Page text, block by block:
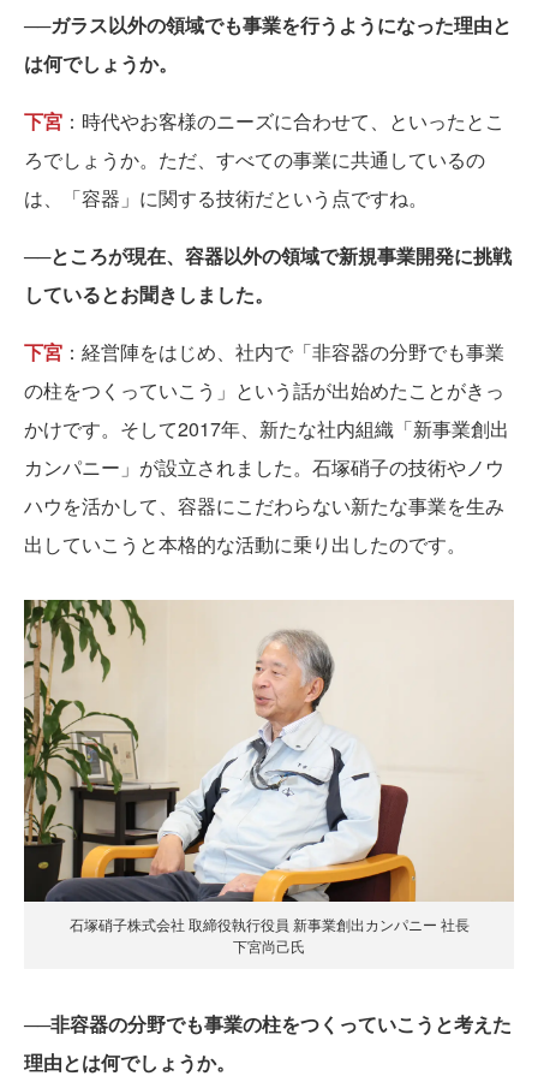
──ガラス以外の領域でも事業を行うようになった理由と
は何でしょうか。
下宮 ：時代やお客様のニーズに合わせて、といったとこ
ろでしょうか。ただ、すべての事業に共通しているの
は、「容器」に関する技術だという点ですね。
──ところが現在、容器以外の領域で新規事業開発に挑戦
しているとお聞きしました。
下宮 ：経営陣をはじめ、社内で「非容器の分野でも事業
の柱をつくっていこう」という話が出始めたことがきっ
かけです。そして2017年、新たな社内組織「新事業創出
カンパニー」が設立されました。石塚硝子の技術やノウ
ハウを活かして、容器にこだわらない新たな事業を生み
出していこうと本格的な活動に乗り出したのです。
石塚硝子株式会社 取締役執行役員 新事業創出カンパニー 社長
下宮尚己氏
──非容器の分野でも事業の柱をつくっていこうと考えた
理由とは何でしょうか。